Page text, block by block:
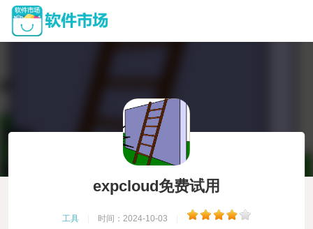
expcloud免费试用
工具 时间：2024-10-03